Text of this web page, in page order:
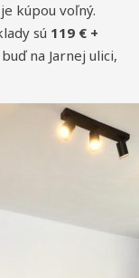
kúpou voľný.
sú 119 € +
buď na Jarnej ulici,